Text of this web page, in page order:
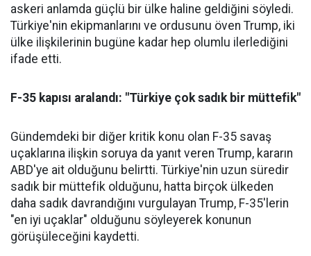
askeri anlamda güçlü bir ülke haline geldiğini söyledi.
Türkiye'nin ekipmanlarını ve ordusunu öven Trump, iki
ülke ilişkilerinin bugüne kadar hep olumlu ilerlediğini
ifade etti.
F-35 kapısı aralandı: "Türkiye çok sadık bir müttefik"
Gündemdeki bir diğer kritik konu olan F-35 savaş
uçaklarına ilişkin soruya da yanıt veren Trump, kararın
ABD'ye ait olduğunu belirtti. Türkiye'nin uzun süredir
sadık bir müttefik olduğunu, hatta birçok ülkeden
daha sadık davrandığını vurgulayan Trump, F-35'lerin
"en iyi uçaklar" olduğunu söyleyerek konunun
görüşüleceğini kaydetti.